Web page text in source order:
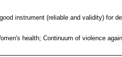
instrument (reliable and validity) for
health; Continuum of violence